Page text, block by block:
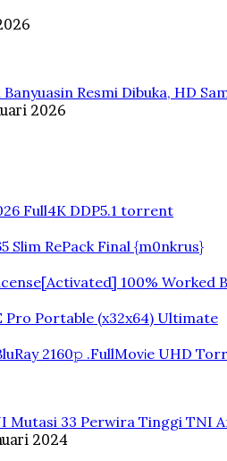
Banyuasin Resmi Dibuka, HD
2026
Full4K DDP5.1 torrent
Slim RePack Final {m0nkrus}
100% Worked
Pro Portable (x32x64) Ultimate
2160𝚙 .FullMov𝗂e UHD
Mutasi 33 Perwira Tinggi TNI
2024